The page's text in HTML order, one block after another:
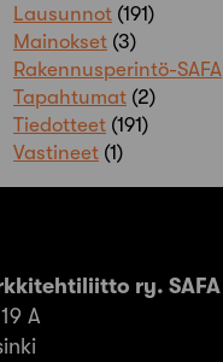
Lausunnot (191)
Mainokset (3)
Rakennusperintö-SAFA
Tapahtumat (2)
Tiedotteet (191)
Vastineet (1)
ry. SAFA
A